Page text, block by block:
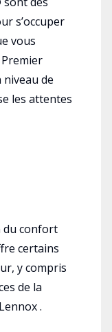
s’occuper
vous
de
les attentes
du confort
certains
y compris
de la
.